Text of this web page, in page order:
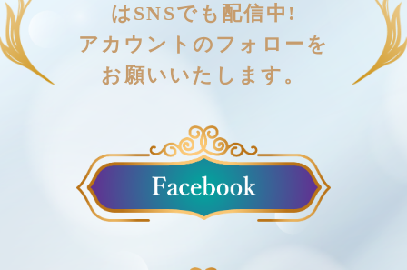
はSNSでも配信中!
アカウントのフォローを
お願いいたします。